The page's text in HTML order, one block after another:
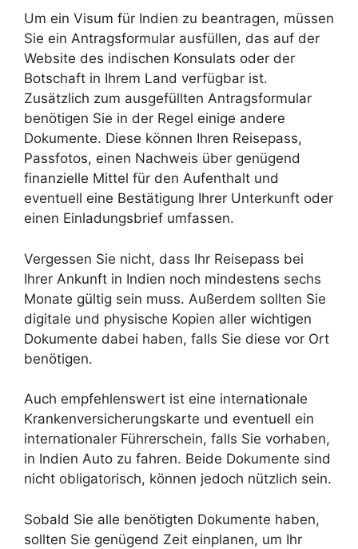
Um ein Visum für Indien zu beantragen, müssen
Sie ein Antragsformular ausfüllen, das auf der
Website des indischen Konsulats oder der
Botschaft in Ihrem Land verfügbar ist.
Zusätzlich zum ausgefüllten Antragsformular
benötigen Sie in der Regel einige andere
Dokumente. Diese können Ihren Reisepass,
Passfotos, einen Nachweis über genügend
finanzielle Mittel für den Aufenthalt und
eventuell eine Bestätigung Ihrer Unterkunft oder
einen Einladungsbrief umfassen.
Vergessen Sie nicht, dass Ihr Reisepass bei
Ihrer Ankunft in Indien noch mindestens sechs
Monate gültig sein muss. Außerdem sollten Sie
digitale und physische Kopien aller wichtigen
Dokumente dabei haben, falls Sie diese vor Ort
benötigen.
Auch empfehlenswert ist eine internationale
Krankenversicherungskarte und eventuell ein
internationaler Führerschein, falls Sie vorhaben,
in Indien Auto zu fahren. Beide Dokumente sind
nicht obligatorisch, können jedoch nützlich sein.
Sobald Sie alle benötigten Dokumente haben,
sollten Sie genügend Zeit einplanen, um Ihr